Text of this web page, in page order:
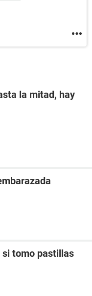
la mitad, hay
si tomo pastillas